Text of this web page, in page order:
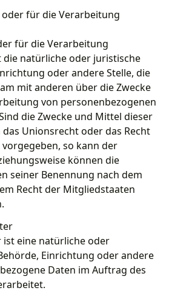
für die Verarbeitung
für die Verarbeitung
natürliche oder juristische
oder andere Stelle, die
mit anderen über die Zwecke
von personenbezogenen
die Zwecke und Mittel dieser
Unionsrecht oder das Recht
so kann der
können die
seiner Benennung nach dem
Recht der Mitgliedstaaten
eine natürliche oder
Einrichtung oder andere
Daten im Auftrag des